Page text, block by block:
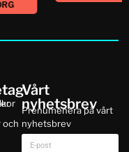
och
Vårt
nyhetsbrev
Prenumenera på vårt
nyhetsbrev